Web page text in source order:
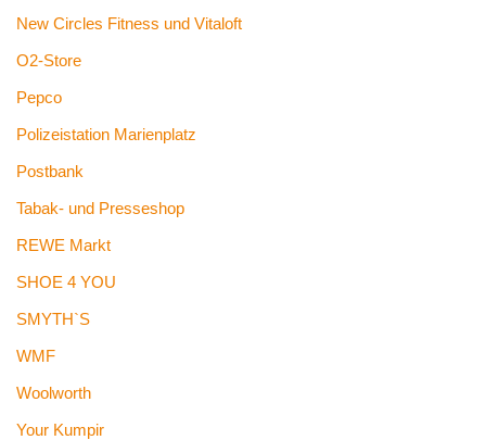
New Circles Fitness und Vitaloft
O2-Store
Pepco
Polizeistation Marienplatz
Postbank
Tabak- und Presseshop
REWE Markt
SHOE 4 YOU
SMYTH`S
WMF
Woolworth
Your Kumpir